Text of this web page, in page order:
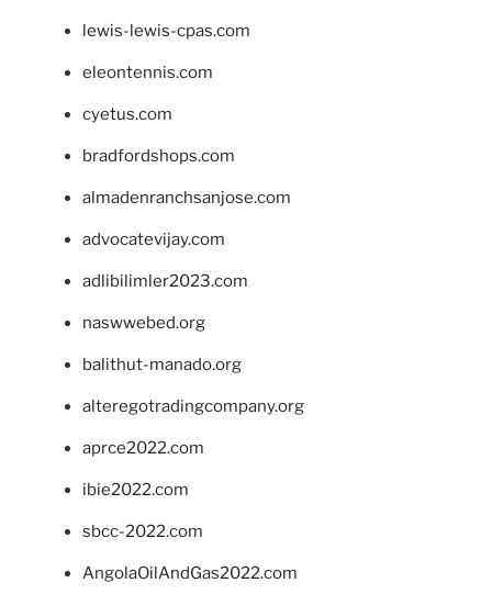
lewis-lewis-cpas.com
eleontennis.com
cyetus.com
bradfordshops.com
almadenranchsanjose.com
advocatevijay.com
adlibilimler2023.com
naswwebed.org
balithut-manado.org
alteregotradingcompany.org
aprce2022.com
ibie2022.com
sbcc-2022.com
AngolaOilAndGas2022.com